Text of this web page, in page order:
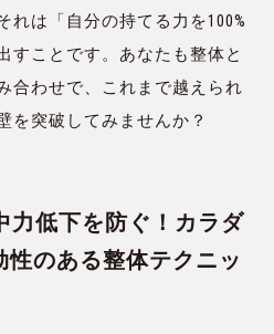
れは「自分の持てる力を100%
すことです。あなたも整体と
合わせで、これまで越えられ
を突破してみませんか？
力低下を防ぐ！カラダ
のある整体テクニッ